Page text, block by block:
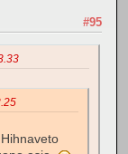
#95
Hihnaveto